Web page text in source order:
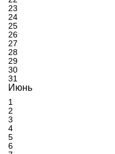
23
24
25
26
27
28
29
30
31
Июнь
1
2
3
4
5
6